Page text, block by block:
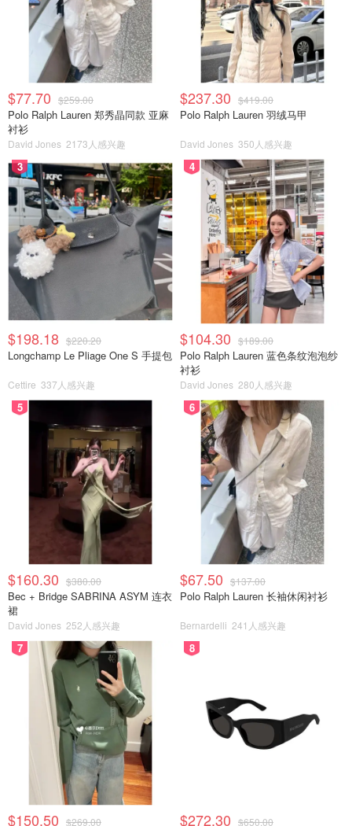
$77.70 $259.00
Polo Ralph Lauren 郑秀晶同款 亚麻
衬衫
David Jones 2173人感兴趣
$237.30 $419.00
Polo Ralph Lauren 羽绒马甲
David Jones 350人感兴趣
3
$198.18 $220.20
Longchamp Le Pliage One S 手提包
Cettire 337人感兴趣
4
$104.30 $189.00
Polo Ralph Lauren 蓝色条纹泡泡纱
衬衫
David Jones 280人感兴趣
5
$160.30 $380.00
Bec + Bridge SABRINA ASYM 连衣
裙
David Jones 252人感兴趣
6
$67.50 $137.00
Polo Ralph Lauren 长袖休闲衬衫
Bernardelli 241人感兴趣
7
$150.50 $269.00
8
$272.30 $650.00